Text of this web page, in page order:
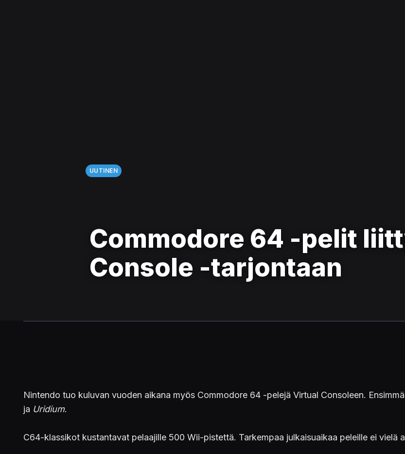
UUTINEN
Commodore 64 -pelit
Console -tarjontaan
Nintendo tuo kuluvan vuoden aikana myös Commodore 64 -pelejä Virtual Consoleen.
ja Uridium.
C64-klassikot kustantavat pelaajille 500 Wii-pistettä. Tarkempaa julkaisuaikaa peleille ei vielä